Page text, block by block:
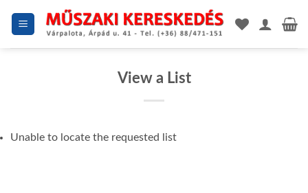
View a List
Unable to locate the requested list